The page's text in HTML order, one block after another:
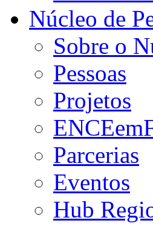
Núcleo de
Sobre o
Pessoas
Projetos
Parcerias
Eventos
Hub